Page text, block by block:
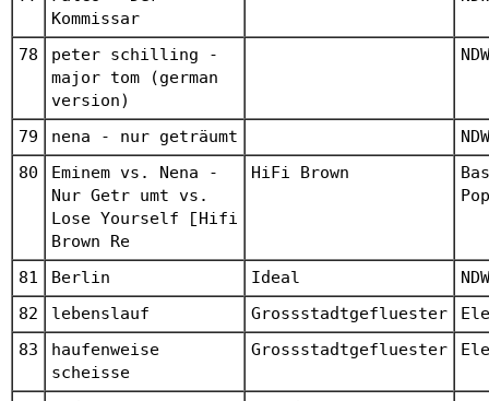
Kommissar
78
peter schilling -
major tom (german
version)
NDW
79 nena - nur geträumt
NDW
80
Eminem vs. Nena -
Nur Getr umt vs.
Lose Yourself [Hifi
Brown Re
HiFi Brown
Pop
81 Berlin Ideal
NDW
82
lebenslauf Grossstadtgefluester
83
haufenweise
scheisse
Grossstadtgefluester